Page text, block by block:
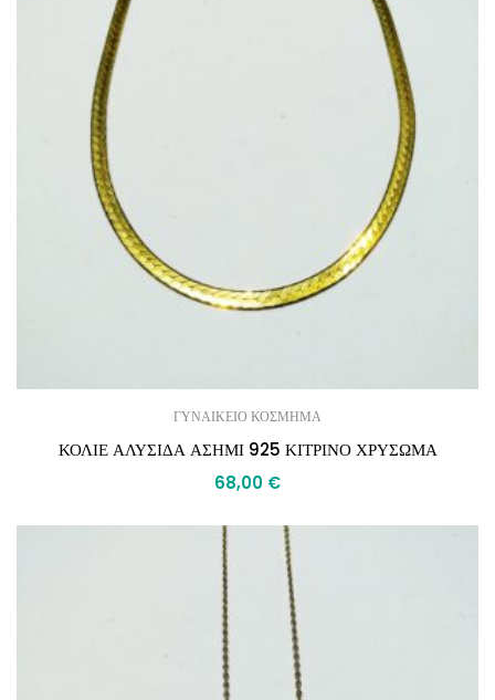
ΓΥΝΑΙΚΕΙΟ ΚΟΣΜΗΜΑ
ΚΟΛΙΕ ΑΛΥΣΙΔΑ ΑΣΗΜΙ 925 ΚΙΤΡΙΝΟ ΧΡΥΣΩΜΑ
68,00 €